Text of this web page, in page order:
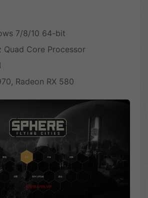
7/8/10 64-bit
Quad Core Processor
Radeon RX 580